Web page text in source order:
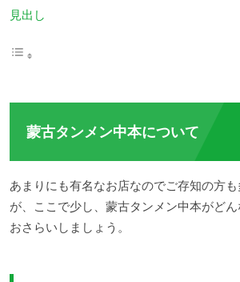
見出し
蒙古タンメン中本について
あまりにも有名なお店なのでご存知の方
が、ここで少し、蒙古タンメン中本がど
おさらいしましょう。